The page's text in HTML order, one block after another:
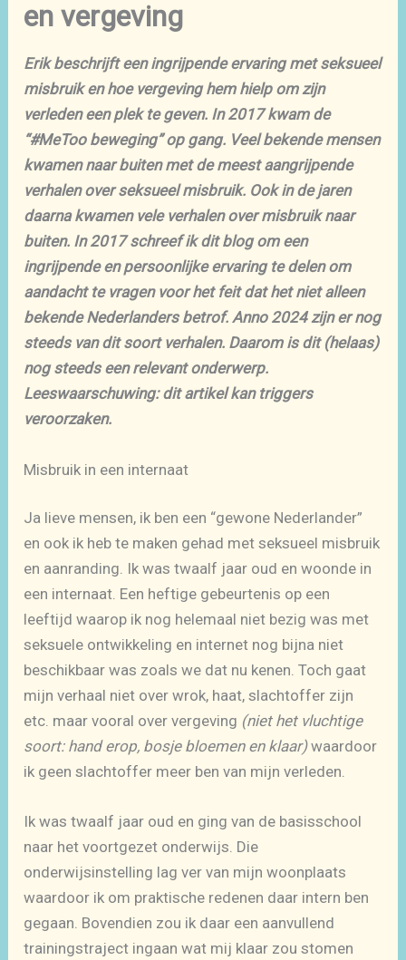
en vergeving
Erik beschrijft een ingrijpende ervaring met seksueel
misbruik en hoe vergeving hem hielp om zijn
verleden een plek te geven. In 2017 kwam de
“#MeToo beweging” op gang. Veel bekende mensen
kwamen naar buiten met de meest aangrijpende
verhalen over seksueel misbruik. Ook in de jaren
daarna kwamen vele verhalen over misbruik naar
buiten. In 2017 schreef ik dit blog om een
ingrijpende en persoonlijke ervaring te delen om
aandacht te vragen voor het feit dat het niet alleen
bekende Nederlanders betrof. Anno 2024 zijn er nog
steeds van dit soort verhalen. Daarom is dit (helaas)
nog steeds een relevant onderwerp.
Leeswaarschuwing: dit artikel kan triggers
veroorzaken.
Misbruik in een internaat
Ja lieve mensen, ik ben een “gewone Nederlander”
en ook ik heb te maken gehad met seksueel misbruik
en aanranding. Ik was twaalf jaar oud en woonde in
een internaat. Een heftige gebeurtenis op een
leeftijd waarop ik nog helemaal niet bezig was met
seksuele ontwikkeling en internet nog bijna niet
beschikbaar was zoals we dat nu kenen. Toch gaat
mijn verhaal niet over wrok, haat, slachtoffer zijn
etc. maar vooral over vergeving (niet het vluchtige
soort: hand erop, bosje bloemen en klaar)waardoor
ik geen slachtoffer meer ben van mijn verleden.
Ik was twaalf jaar oud en ging van de basisschool
naar het voortgezet onderwijs. Die
onderwijsinstelling lag ver van mijn woonplaats
waardoor ik om praktische redenen daar intern ben
gegaan. Bovendien zou ik daar een aanvullend
trainingstraject ingaan wat mij klaar zou stomen